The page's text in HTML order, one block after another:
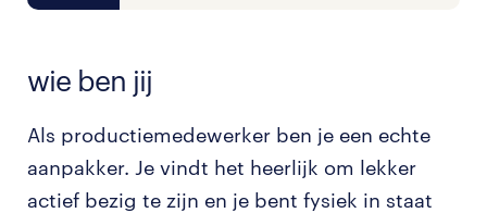
wie ben jij
Als productiemedewerker ben je een echte
aanpakker. Je vindt het heerlijk om lekker
actief bezig te zijn en je bent fysiek in staat